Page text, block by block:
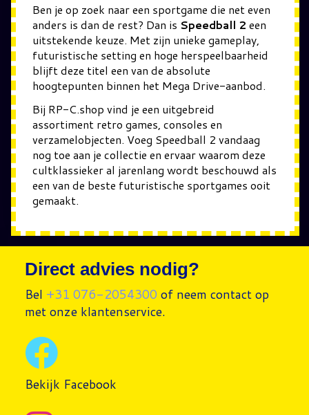
Ben je op zoek naar een sportgame die net even
anders is dan de rest? Dan is Speedball 2 een
uitstekende keuze. Met zijn unieke gameplay,
futuristische setting en hoge herspeelbaarheid
blijft deze titel een van de absolute
hoogtepunten binnen het Mega Drive-aanbod.
Bij RP-C.shop vind je een uitgebreid
assortiment retro games, consoles en
verzamelobjecten. Voeg Speedball 2 vandaag
nog toe aan je collectie en ervaar waarom deze
cultklassieker al jarenlang wordt beschouwd als
een van de beste futuristische sportgames ooit
gemaakt.
Direct advies nodig?
Bel +31 076-2054300 of neem contact op
met onze klantenservice.
Bekijk Facebook